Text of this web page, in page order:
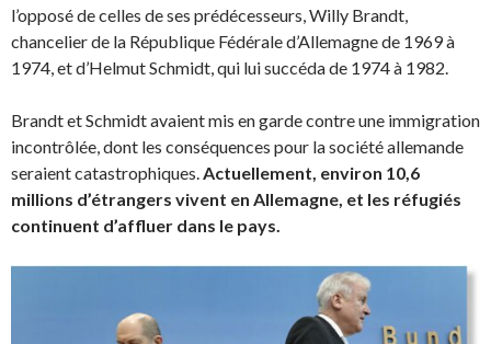
l’opposé de celles de ses prédécesseurs, Willy Brandt,
chancelier de la République Fédérale d’Allemagne de 1969 à
1974, et d’Helmut Schmidt, qui lui succéda de 1974 à 1982.
Brandt et Schmidt avaient mis en garde contre une immigration
incontrôlée, dont les conséquences pour la société allemande
seraient catastrophiques. Actuellement, environ 10,6
millions d’étrangers vivent en Allemagne, et les réfugiés
continuent d’affluer dans le pays.